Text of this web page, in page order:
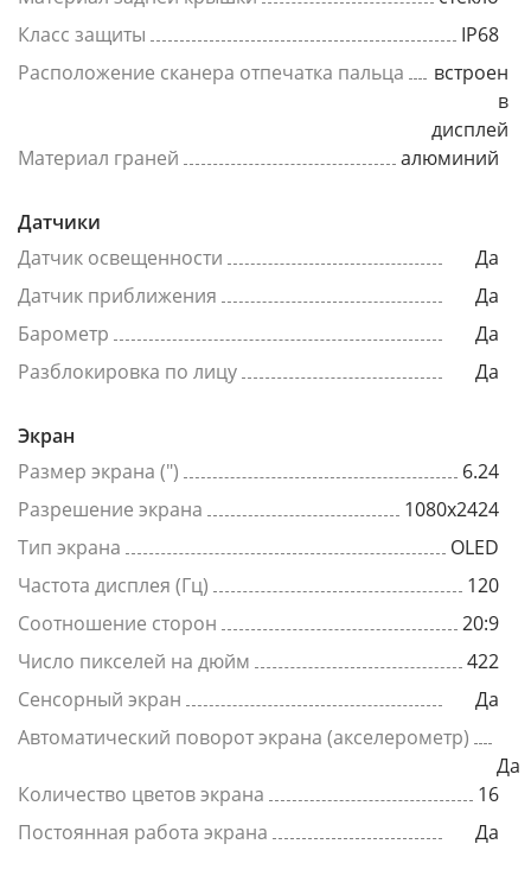
Класс защиты
IP68
Расположение сканера отпечатка пальца
встроен
в
дисплей
Материал граней
алюминий
Датчики
Датчик освещенности
Да
Датчик приближения
Да
Барометр
Да
Разблокировка по лицу
Да
Экран
Размер экрана (")
6.24
Разрешение экрана
1080x2424
Тип экрана
OLED
Частота дисплея (Гц)
120
Соотношение сторон
20:9
Число пикселей на дюйм
422
Сенсорный экран
Да
Автоматический поворот экрана (акселерометр)
Да
Количество цветов экрана
16
Постоянная работа экрана
Да